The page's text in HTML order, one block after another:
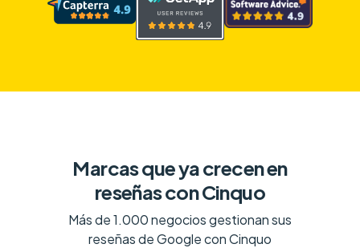
Marcas que ya crecen en
reseñas con Cinquo
Más de 1.000 negocios gestionan sus
reseñas de Google con Cinquo